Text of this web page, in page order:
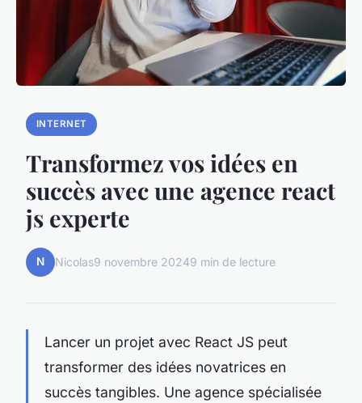
INTERNET
Transformez vos idées en
succès avec une agence react
js experte
N Nicolas9 novembre 20249 min de lecture
Lancer un projet avec React JS peut
transformer des idées novatrices en
succès tangibles. Une agence spécialisée